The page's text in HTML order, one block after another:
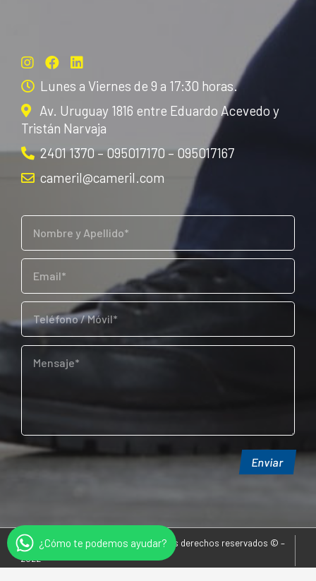
Lunes a Viernes de 9 a 17:30 horas.
Av. Uruguay 1816 entre Eduardo Acevedo y
Tristán Narvaja
2401 1370 – 095017170 – 095017167
cameril@cameril.com
Cameril Sociedad Anónima – Todos los derechos reservados © –
2022
¿Cómo te podemos ayudar?